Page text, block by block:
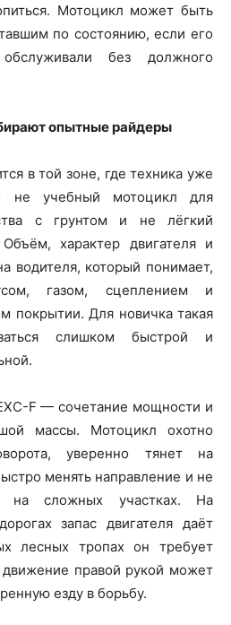
Мотоцикл может быть
по состоянию, если его
без должного
опытные райдеры
в той зоне, где техника уже
не учебный мотоцикл для
с грунтом и не лёгкий
характер двигателя и
водителя, который понимает,
газом, сцеплением и
покрытии. Для новичка такая
слишком быстрой и
F — сочетание мощности и
массы. Мотоцикл охотно
уверенно тянет на
менять направление и не
на сложных участках. На
запас двигателя даёт
лесных тропах он требует
правой рукой может
езду в борьбу.